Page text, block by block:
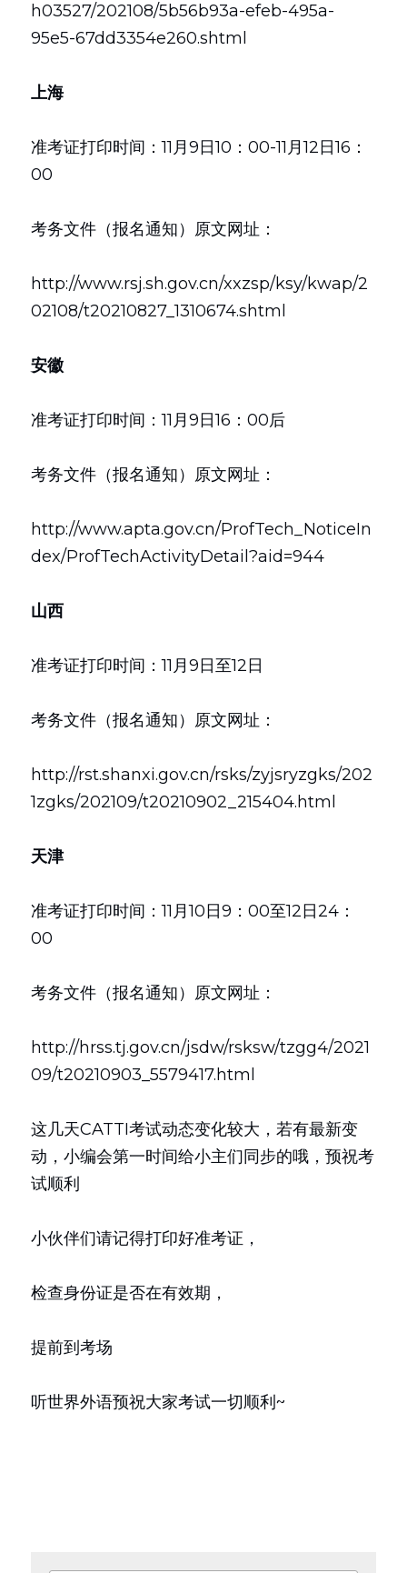
h03527/202108/5b56b93a-efeb-495a-
95e5-67dd3354e260.shtml
上海
准考证打印时间：11月9日10：00-11月12日16：
00
考务文件（报名通知）原文网址：
http://www.rsj.sh.gov.cn/xxzsp/ksy/kwap/2
02108/t20210827_1310674.shtml
安徽
准考证打印时间：11月9日16：00后
考务文件（报名通知）原文网址：
http://www.apta.gov.cn/ProfTech_NoticeIn
dex/ProfTechActivityDetail?aid=944
山西
准考证打印时间：11月9日至12日
考务文件（报名通知）原文网址：
http://rst.shanxi.gov.cn/rsks/zyjsryzgks/202
1zgks/202109/t20210902_215404.html
天津
准考证打印时间：11月10日9：00至12日24：
00
考务文件（报名通知）原文网址：
http://hrss.tj.gov.cn/jsdw/rsksw/tzgg4/2021
09/t20210903_5579417.html
这几天CATTI考试动态变化较大，若有最新变
动，小编会第一时间给小主们同步的哦，预祝考
试顺利
小伙伴们请记得打印好准考证，
检查身份证是否在有效期，
提前到考场
听世界外语预祝大家考试一切顺利~